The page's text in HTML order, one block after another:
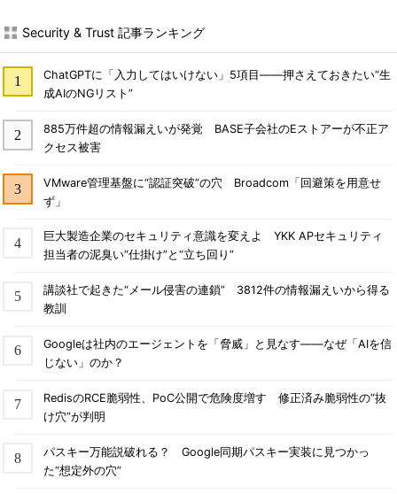
Security & Trust 記事ランキング
ChatGPTに「入力してはいけない」5項目――押さえておきたい“生
成AIのNGリスト”
885万件超の情報漏えいが発覚 BASE子会社のEストアーが不正ア
クセス被害
VMware管理基盤に“認証突破”の穴 Broadcom「回避策を用意せ
ず」
巨大製造企業のセキュリティ意識を変えよ YKK APセキュリティ
担当者の泥臭い“仕掛け”と“立ち回り”
講談社で起きた“メール侵害の連鎖” 3812件の情報漏えいから得る
教訓
Googleは社内のエージェントを「脅威」と見なす――なぜ「AIを信
じない」のか？
RedisのRCE脆弱性、PoC公開で危険度増す 修正済み脆弱性の“抜
け穴”が判明
パスキー万能説破れる？ Google同期パスキー実装に見つかっ
た“想定外の穴”